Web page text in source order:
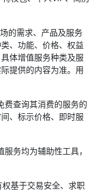
的需求、产品及服务
、功能、价格、权益
体增值服务种类及服
提供的内容为准。用
查询其消费的服务的
、标示价格、即时服
务均为辅助性工具，
基于交易安全、求职